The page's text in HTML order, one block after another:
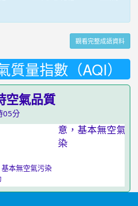
觀看完整成語資料
質量指數（AQI）
空氣品質
05分
本無空氣污染